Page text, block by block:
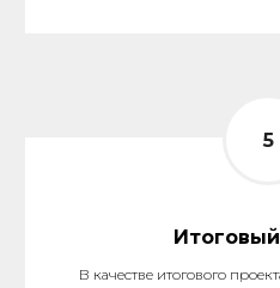
В качестве итогового